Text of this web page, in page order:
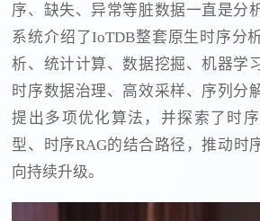
序、缺失、异常等脏数据一直是分
系统介绍了IoTDB整套原生时序分
析、统计计算、数据挖掘、机器学
时序数据治理、高效采样、序列分
提出多项优化算法，并探索了时
型、时序RAG的结合路径，推动时
向持续升级。